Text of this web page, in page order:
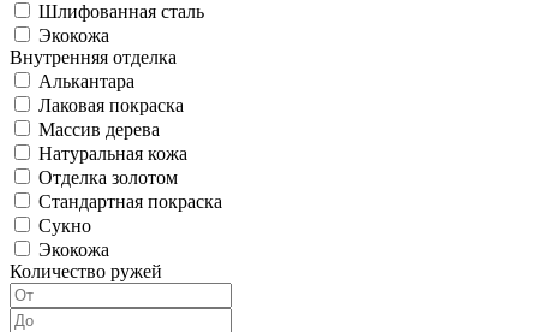
Шлифованная сталь
Экокожа
Внутренняя отделка
Алькантара
Лаковая покраска
Массив дерева
Натуральная кожа
Отделка золотом
Стандартная покраска
Сукно
Экокожа
Количество ружей